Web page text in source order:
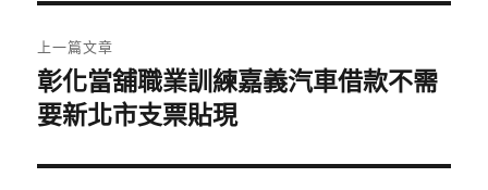
章
導
覽
上一篇文章
上
一
文
彰化當舖職業訓練嘉義汽車借款不需
要新北市支票貼現